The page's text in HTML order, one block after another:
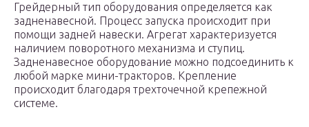
Грейдерный тип оборудования определяется как
задненавесной. Процесс запуска происходит при
помощи задней навески. Агрегат характеризуется
наличием поворотного механизма и ступиц.
Задненавесное оборудование можно подсоединить к
любой марке мини-тракторов. Крепление
происходит благодаря трехточечной крепежной
системе.